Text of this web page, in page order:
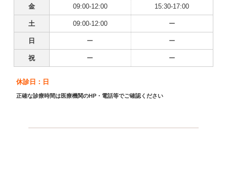
金 09:00-12:00 15:30-17:00
土 09:00-12:00 ー
日 ー ー
祝 ー ー
休診日：日
正確な診療時間は医療機関のHP・電話等でご確認ください